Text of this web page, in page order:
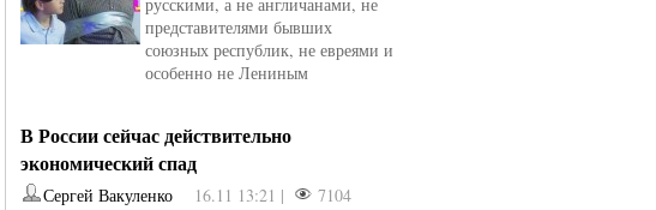
представителями бывших
союзных республик, не евреями и
особенно не Лениным
В России сейчас действительно
экономический спад
Сергей Вакуленко 16.11 13:21 |
7104